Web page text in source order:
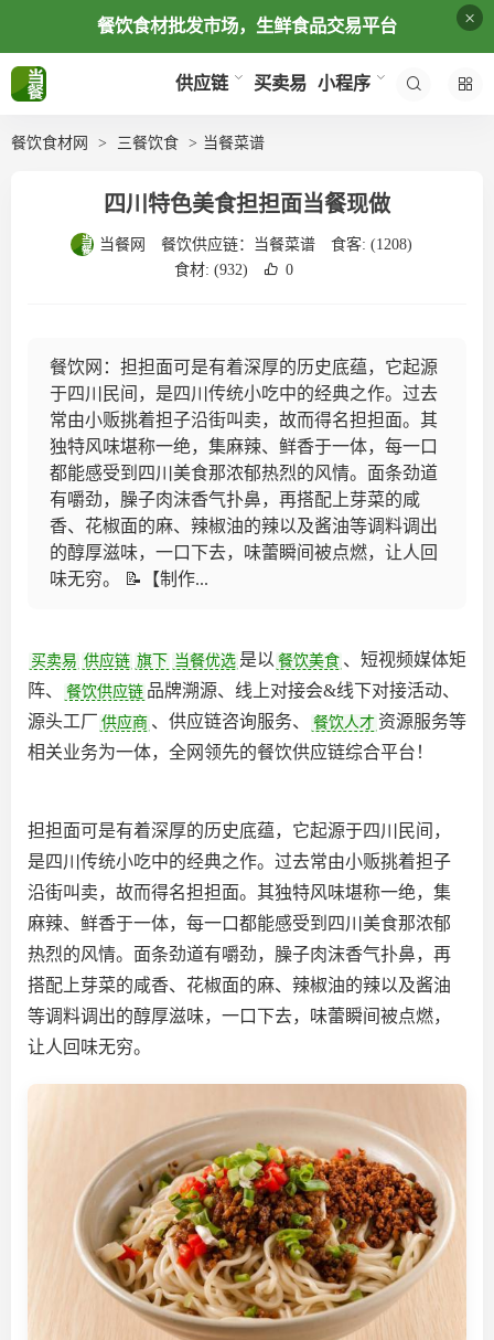
餐饮食材批发市场，生鲜食品交易平台 ×
供应链 买卖易 小程序
餐饮食材网 三餐饮食 当餐菜谱
四川特色美食担担面当餐现做
当餐网 餐饮供应链： 当餐菜谱 食客: (1208)
食材: (932) 0
餐饮网：担担面可是有着深厚的历史底蕴，它起源
于四川民间，是四川传统小吃中的经典之作。过去
常由小贩挑着担子沿街叫卖，故而得名担担面。其
独特风味堪称一绝，集麻辣、鲜香于一体，每一口
都能感受到四川美食那浓郁热烈的风情。面条劲道
有嚼劲，臊子肉沫香气扑鼻，再搭配上芽菜的咸
香、花椒面的麻、辣椒油的辣以及酱油等调料调出
的醇厚滋味，一口下去，味蕾瞬间被点燃，让人回
味无穷。 📝【制作...
买卖易 供应链 旗下 当餐优选 是以 餐饮美食 、短视频媒体矩
阵、
餐饮供应链 品牌溯源、线上对接会&线下对接活动、
源头工厂 供应商 、供应链咨询服务、 餐饮人才 资源服务等
相关业务为一体，全网领先的餐饮供应链综合平台‌！
担担面可是有着深厚的历史底蕴，它起源于四川民间，
是四川传统小吃中的经典之作。过去常由小贩挑着担子
沿街叫卖，故而得名担担面。其独特风味堪称一绝，集
麻辣、鲜香于一体，每一口都能感受到四川美食那浓郁
热烈的风情。面条劲道有嚼劲，臊子肉沫香气扑鼻，再
搭配上芽菜的咸香、花椒面的麻、辣椒油的辣以及酱油
等调料调出的醇厚滋味，一口下去，味蕾瞬间被点燃，
让人回味无穷。